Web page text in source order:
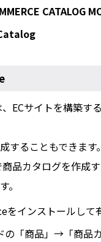
CATALOG
ECサイトを構築す
することもできます。
品カタログを作成
。
インストールして
の「商品」→「商品